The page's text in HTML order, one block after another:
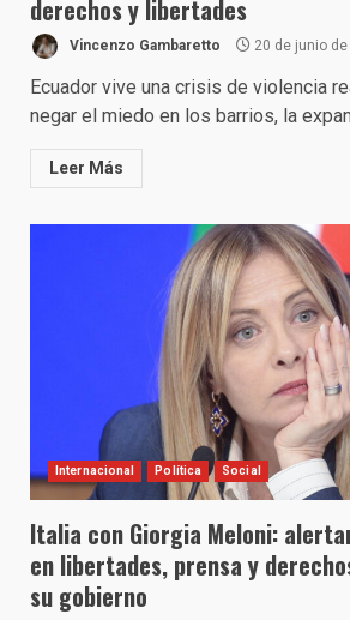
derechos y libertades
Vincenzo Gambaretto 20 de junio
Ecuador vive una crisis de violencia
negar el miedo en los barrios, la
Leer Más
Internacional Política Social
Italia con Giorgia Meloni:
en libertades, prensa y
su gobierno